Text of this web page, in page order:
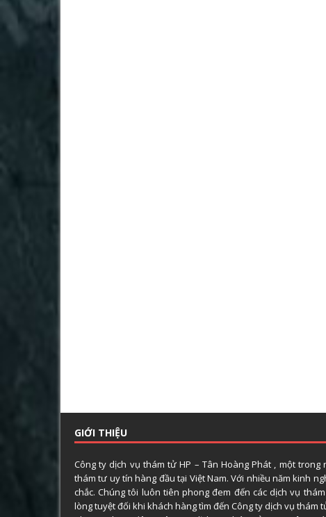
GIỚI THIỆU
Công ty dịch vụ thám tử HP – Tân Hoàng Phát , một trong
thám tư uy tín hàng đầu tại Việt Nam. Với nhiều năm kinh
chắc. Chúng tôi luôn tiên phong đem đến các dịch vụ
lòng tuyệt đối khi khách hàng tìm đến Công ty dịch vụ thám